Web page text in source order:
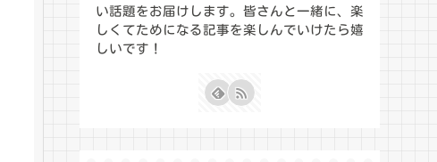
い話題をお届けします。皆さんと一緒に、楽
しくてためになる記事を楽しんでいけたら嬉
しいです！